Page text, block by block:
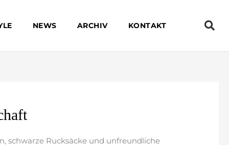
NEWS ARCHIV KONTAKT
schwarze Rucksäcke und unfreundliche